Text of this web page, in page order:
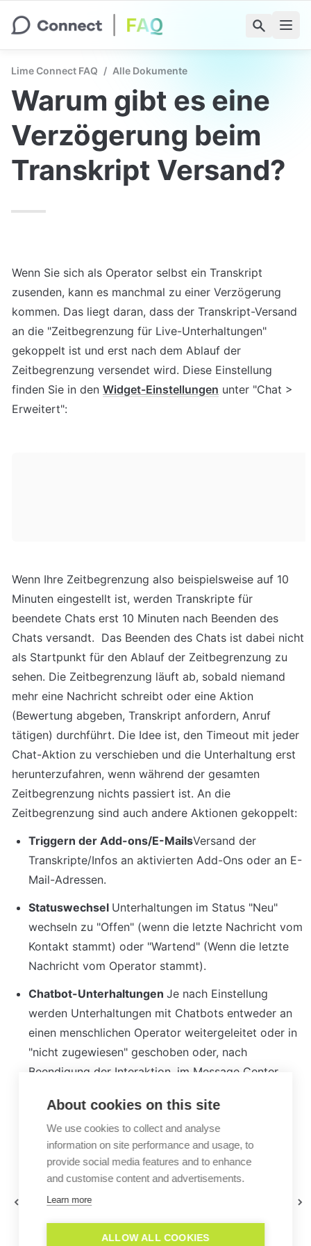
Lime Connect FAQ / Alle Dokumente
Warum gibt es eine
Verzögerung beim
Transkript Versand?
Wenn Sie sich als Operator selbst ein Transkript
zusenden, kann es manchmal zu einer Verzögerung
kommen. Das liegt daran, dass der Transkript-Versand
an die "Zeitbegrenzung für Live-Unterhaltungen"
gekoppelt ist und erst nach dem Ablauf der
Zeitbegrenzung versendet wird. Diese Einstellung
finden Sie in den Widget-Einstellungen unter "Chat >
Erweitert":
Wenn Ihre Zeitbegrenzung also beispielsweise auf 10
Minuten eingestellt ist, werden Transkripte für
beendete Chats erst 10 Minuten nach Beenden des
Chats versandt.  Das Beenden des Chats ist dabei nicht
als Startpunkt für den Ablauf der Zeitbegrenzung zu
sehen. Die Zeitbegrenzung läuft ab, sobald niemand
mehr eine Nachricht schreibt oder eine Aktion
(Bewertung abgeben, Transkript anfordern, Anruf
tätigen) durchführt. Die Idee ist, den Timeout mit jeder
Chat-Aktion zu verschieben und die Unterhaltung erst
herunterzufahren, wenn während der gesamten
Zeitbegrenzung nichts passiert ist. An die
Zeitbegrenzung sind auch andere Aktionen gekoppelt:
Triggern der Add-ons/E-MailsVersand der
Transkripte/Infos an aktivierten Add-Ons oder an E-
Mail-Adressen.
Statuswechsel Unterhaltungen im Status "Neu"
wechseln zu "Offen" (wenn die letzte Nachricht vom
Kontakt stammt) oder "Wartend" (Wenn die letzte
Nachricht vom Operator stammt).
Chatbot-Unterhaltungen Je nach Einstellung
werden Unterhaltungen mit Chatbots entweder an
einen menschlichen Operator weitergeleitet oder in
"nicht zugewiesen" geschoben oder, nach
Beendigung der Interaktion, im Message Center
Was ist der Unterschied zwischen der
Begrüßungs-Bubble und wie
bedeutet
About cookies on this site
We use cookies to collect and analyse
information on site performance and usage, to
provide social media features and to enhance
and customise content and advertisements.
Learn more
ALLOW ALL COOKIES